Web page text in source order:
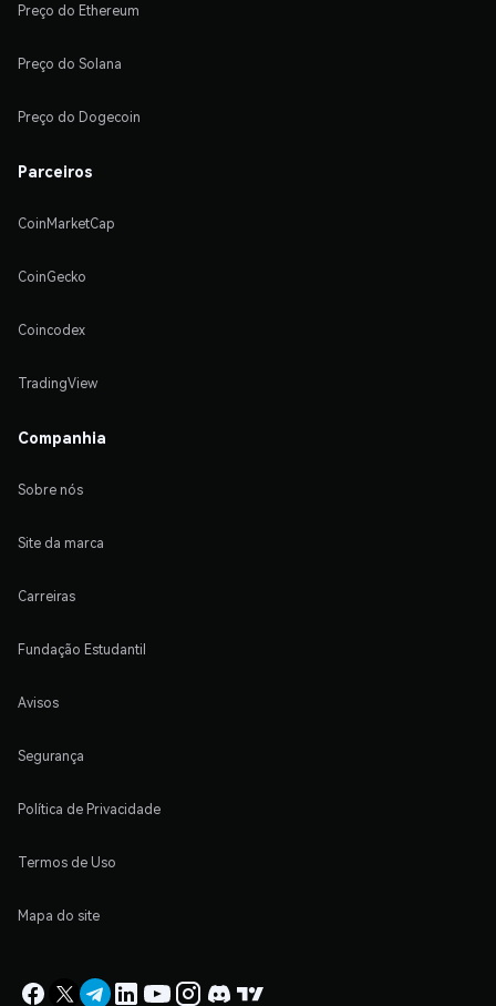
Preço do Ethereum
Preço do Solana
Preço do Dogecoin
Parceiros
CoinMarketCap
CoinGecko
Coincodex
TradingView
Companhia
Sobre nós
Site da marca
Carreiras
Fundação Estudantil
Avisos
Segurança
Política de Privacidade
Termos de Uso
Mapa do site